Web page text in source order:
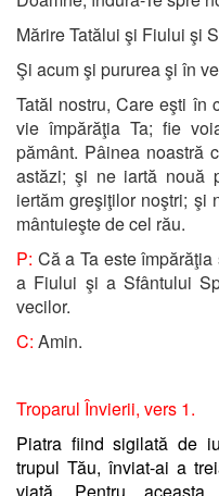
Mărire Tatălui şi Fiului şi
Şi acum şi pururea şi în
Tatăl nostru, Care eşti în
vie împărăţia Ta; fie
pământ. Pâinea noastră
astăzi; şi ne iartă nouă
iertăm greşiţilor noştri; şi
mântuieşte de cel rău.
P: Că a Ta este
a Fiului şi a Sfântului
vecilor.
C: Amin.
Troparul Învierii, vers 1.
Piatra fiind sigilată de
trupul Tău, înviat-ai a
viaţă. Pentru